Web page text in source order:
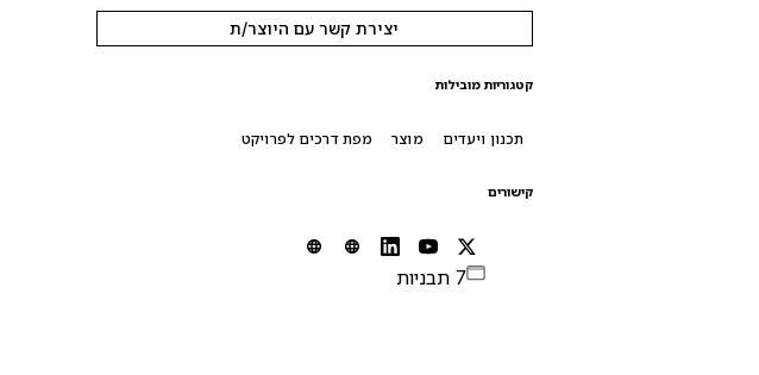
יצירת קשר עם היוצר/ת
קטגוריות מובילות
תכנון ויעדים מוצר מפת דרכים לפרויקט
קישורים
7 תבניות